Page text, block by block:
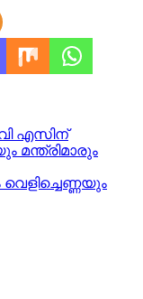
എസിന്
മന്ത്രിമാരും